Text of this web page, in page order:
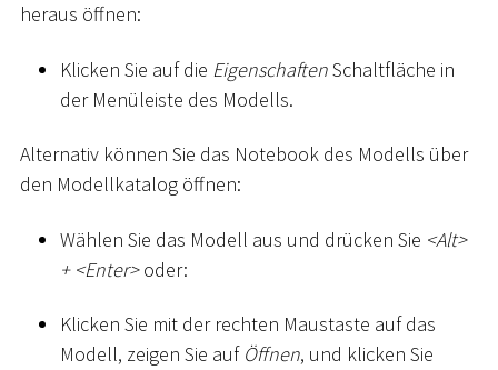
heraus öffnen:
Klicken Sie auf die EigenschaftenSchaltfläche in
der Menüleiste des Modells.
Alternativ können Sie das Notebook des Modells über
den Modellkatalog öffnen:
Wählen Sie das Modell aus und drücken Sie <Alt>
+ <Enter>oder:
Klicken Sie mit der rechten Maustaste auf das
Modell, zeigen Sie auf Öffnen, und klicken Sie